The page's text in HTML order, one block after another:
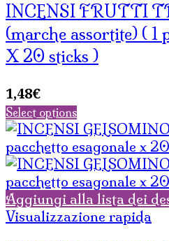
INCENSI FRUTTI
(marche assortite) ( 1
X 20 sticks )
1,48€
Select options
Aggiungi alla lista dei
Visualizzazione rapida